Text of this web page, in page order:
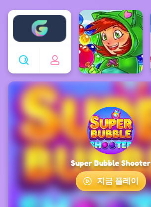
Enjoy4fun
Super Bubble Shooter
지금 플레이